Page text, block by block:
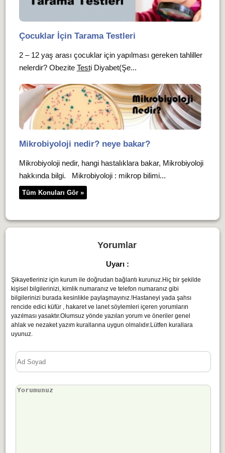
Çocuklar İçin Tarama Testleri
2 – 12 yaş arası çocuklar için yapılması gereken tahliller
nelerdir? Obezite Testi Diyabet(Şe...
Mikrobiyoloji nedir? neye bakar?
Mikrobiyoloji nedir, hangi hastalıklara bakar, Mikrobiyoloji
hakkında bilgi. Mikrobiyoloji : mikrop bilimi...
Tüm Konuları Gör »
Yorumlar
Uyarı :
Şikayetleriniz için kurum ile doğrudan bağlantı kurunuz.Hiç bir şekilde
kişisel bilgilerinizi, kimlik numaranız ve telefon numaranız gibi
bilgilerinizi burada kesinlikle paylaşmayınız.!Hastaneyi yada şahsı
rencide edici küfür , hakaret ve lanet söylemleri içeren yorumların
yazılması yasaktır.Olumsuz yönde yazılan yorum ve öneriler genel
ahlak ve nezaket yazım kurallarına uygun olmalıdır.Lütfen kurallara
uyunuz.